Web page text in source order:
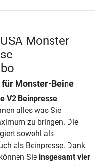
Monster
Monster-Beine
V2 Beinpresse
alles was Sie
zu bringen. Die
sowohl als
als Beinpresse. Dank
Sie insgesamt vier